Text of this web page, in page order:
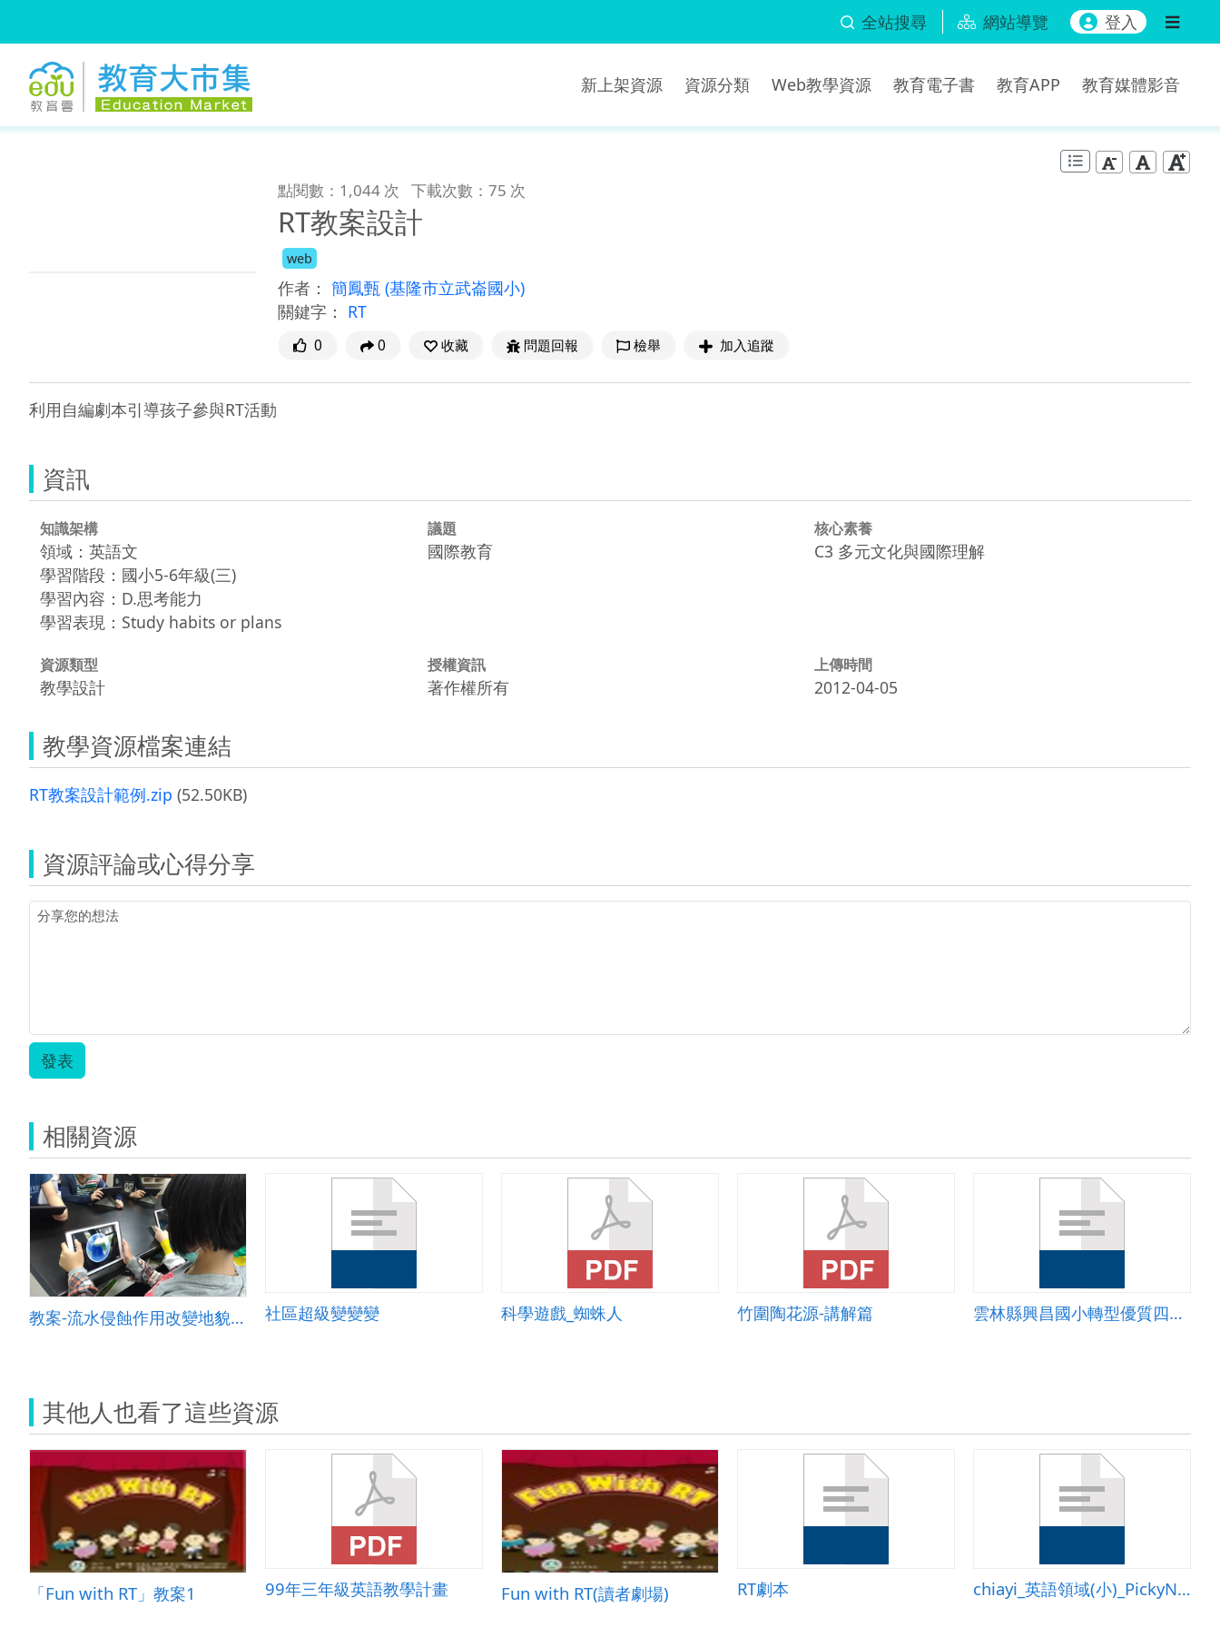
全站搜尋 網站導覽 登入
新上架資源 資源分類 Web教學資源 教育電子書 教育APP 教育媒體影音
點閱數：1,044 次 下載次數：75 次
RT教案設計
web
作者： 簡鳳甄 (基隆市立武崙國小)
關鍵字： RT
0 0 收藏 問題回報 檢舉 加入追蹤
利用自編劇本引導孩子參與RT活動
資訊
知識架構
領域：英語文
學習階段：國小5-6年級(三)
學習內容：D.思考能力
學習表現：Study habits or plans
議題
國際教育
核心素養
C3 多元文化與國際理解
資源類型
教學設計
授權資訊
著作權所有
上傳時間
2012-04-05
教學資源檔案連結
RT教案設計範例.zip (52.50KB)
資源評論或心得分享
發表
相關資源
教案-流水侵蝕作用改變地貌&amp;mdash;以峽谷為例 社區超級變變變 科學遊戲_蜘蛛人 竹圍陶花源-講解篇 雲林縣興昌國小轉型優質四年級課程簡報
其他人也看了這些資源
「Fun with RT」教案1 99年三年級英語教學計畫 Fun with RT(讀者劇場) RT劇本 chiayi_英語領域(小)_PickyNicky